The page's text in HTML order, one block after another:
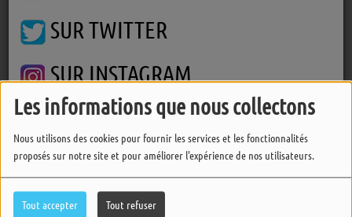
Les informations que nous collectons
Nous utilisons des cookies pour fournir les services et les fonctionnalités
proposés sur notre site et pour améliorer l'expérience de nos utilisateurs.
Tout accepter Tout refuser
Podcasts Un Temps Pour Soi
Un Temps Pour Soi
SUR TWITTER
SUR INSTAGRAM
FERMER